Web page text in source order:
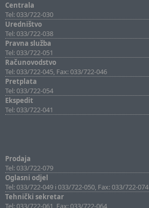
Centrala
Tel: 033/722-030
Uredništvo
Tel: 033/722-038
Pravna služba
Tel: 033/722-051
Računovodstvo
Tel: 033/722-045, Fax: 033/722-046
Pretplata
Tel: 033/722-054
Ekspedit
Tel: 033/722-041
Prodaja
Tel: 033/722-079
Oglasni odjel
Tel: 033/722-049 i 033/722-050, Fax: 033/722-074
Tehnički sekretar
Tel: 033/722-061, Fax: 033/722-064